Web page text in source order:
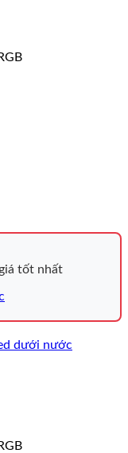
tốt nhất
dưới nước